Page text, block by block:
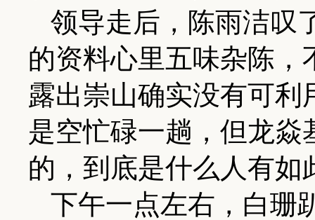
领导走后，陈雨洁叹
的资料心里五味杂陈
露出崇山确实没有可
是空忙碌一趟，但龙
的，到底是什么人有如
下午一点左右，白珊